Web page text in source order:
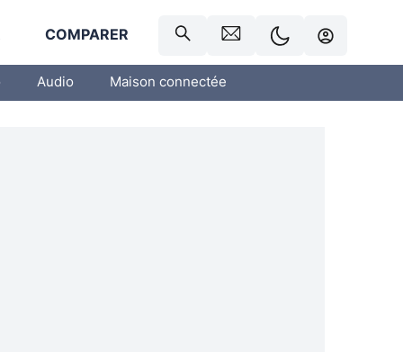
COMPARER
Audio Maison connectée